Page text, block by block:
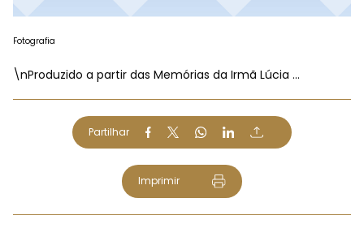
Fotografia
\nProduzido a partir das Memórias da Irmã Lúcia ...
Partilhar
Imprimir